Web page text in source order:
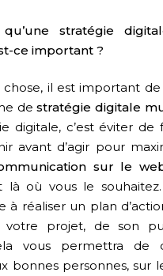
qu’une stratégie
ce important ?
il est important de
destratégie digitale
digitale, c’est éviter de
avant d’agir pour
sur le
là où vous le
à réaliser un plan
votre projet, de son
vous permettra de
bonnes personnes, sur